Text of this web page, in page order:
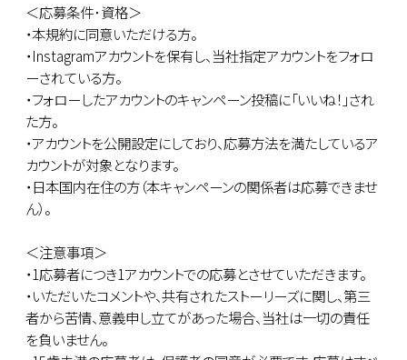
＜応募条件･資格＞
・本規約に同意いただける方。
・Instagramアカウントを保有し、当社指定アカウントをフォロ
ーされている方。
・フォローしたアカウントのキャンペーン投稿に「いいね！」され
た方。
・アカウントを公開設定にしており、応募方法を満たしているア
カウントが対象となります。
・日本国内在住の方（本キャンペーンの関係者は応募できませ
ん）。
＜注意事項＞
・1応募者につき1アカウントでの応募とさせていただきます。
・いただいたコメントや、共有されたストーリーズに関し、第三
者から苦情、意義申し立てがあった場合、当社は一切の責任
を負いません。